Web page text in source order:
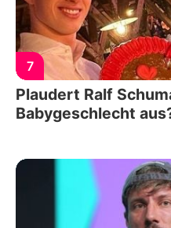
7
Plaudert Ralf
Babygeschlecht